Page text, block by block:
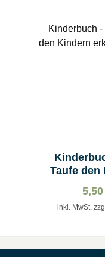
Taufe den
inkl. MwSt.